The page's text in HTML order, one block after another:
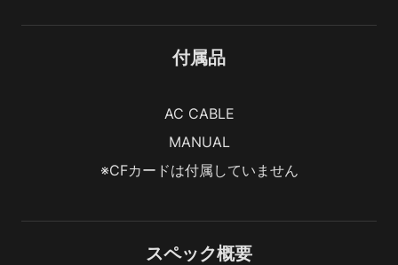
付属品
AC CABLE
MANUAL
※CFカードは付属していません
スペック概要